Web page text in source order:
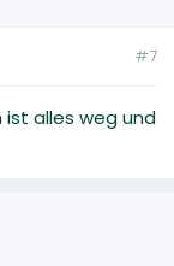
#7
ist alles weg und